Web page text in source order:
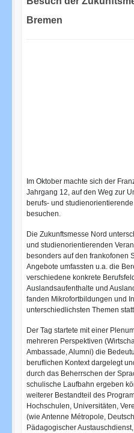
Bremen
Im Oktober machte sich der
Jahrgang 12, auf den Weg zur
berufs- und
besuchen.
Die Zukunftsmesse Nord
und studienorientierenden
besonders auf den frankofonen
Angebote umfassten u.a. die
verschiedene konkrete
Auslandsaufenthalte und
fanden Mikrofortbildungen und
unterschiedlichsten Themen
Der Tag startete mit einer
mehreren Perspektiven
Ambassade, Alumni) die
beruflichen Kontext dargelegt
durch das Beherrschen der
schulische Laufbahn ergeben
weiterer Bestandteil des
Hochschulen, Universitäten,
(wie Antenne Métropole,
Pädagogischer